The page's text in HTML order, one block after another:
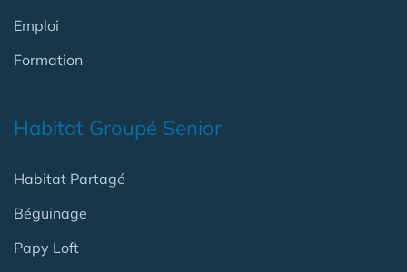
Emploi
Formation
Habitat Groupé Senior
Habitat Partagé
Béguinage
Papy Loft